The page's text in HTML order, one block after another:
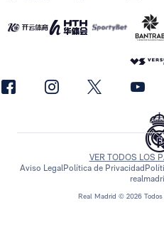
Real Madrid © 2026
VER TODOS LOS
Aviso LegalPolítica de Privacidad